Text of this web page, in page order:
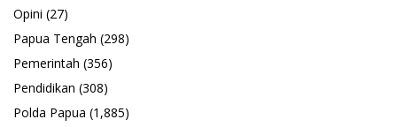
Opini (27)
Papua Tengah (298)
Pemerintah (356)
Pendidikan (308)
Polda Papua (1,885)